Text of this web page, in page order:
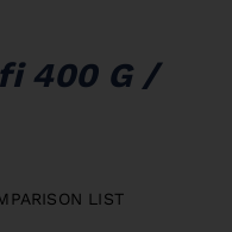
400 G /
LIST